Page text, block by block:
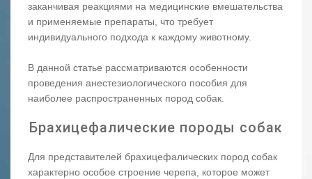
заканчивая реакциями на медицинские вмешательства
и применяемые препараты, что требует
индивидуального подхода к каждому животному.
В данной статье рассматриваются особенности
проведения анестезиологического пособия для
наиболее распространенных пород собак.
Брахицефалические породы собак
Для представителей брахицефалических пород собак
характерно особое строение черепа, которое может